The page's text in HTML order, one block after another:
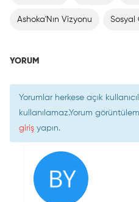
Ashoka'Nın Vizyonu Sosyal
YORUM
Yorumlar herkese açık
kullanılamaz.Yorum
giriş yapın.